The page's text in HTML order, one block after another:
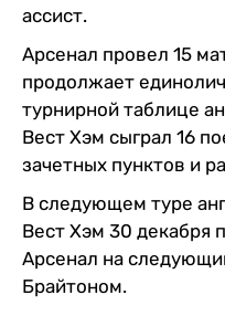
ассист.
Арсенал провел 15
продолжает
турнирной таблице
Вест Хэм сыграл 16
зачетных пунктов и
В следующем туре
Вест Хэм 30 декабря
Арсенал на
Брайтоном.